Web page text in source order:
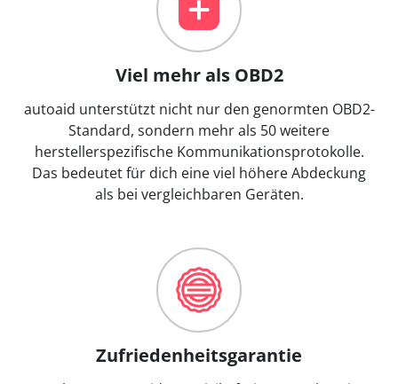
Viel mehr als OBD2
autoaid unterstützt nicht nur den genormten OBD2-
Standard, sondern mehr als 50 weitere
herstellerspezifische Kommunikationsprotokolle.
Das bedeutet für dich eine viel höhere Abdeckung
als bei vergleichbaren Geräten.
Zufriedenheitsgarantie